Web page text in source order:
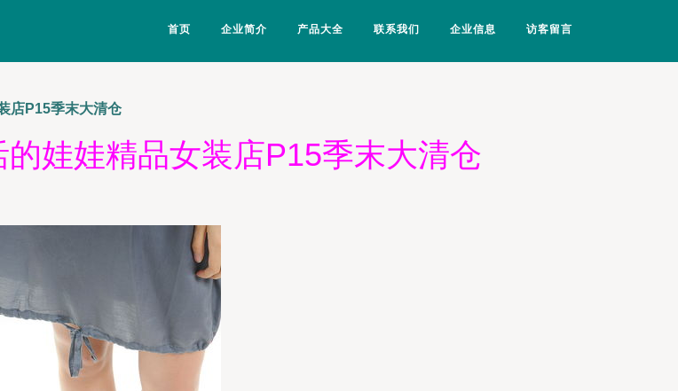
首页 企业简介 产品大全 联系我们 企业信息 访客留言
店P15季末大清仓
娃娃精品女装店P15季末大清仓